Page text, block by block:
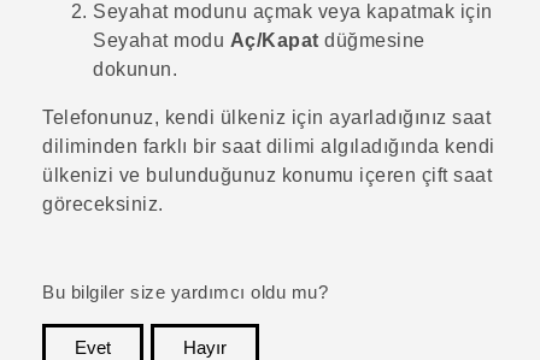
Seyahat modunu açmak veya kapatmak için
Seyahat modu Aç/Kapat düğmesine
dokunun.
Telefonunuz, kendi ülkeniz için ayarladığınız saat
diliminden farklı bir saat dilimi algıladığında kendi
ülkenizi ve bulunduğunuz konumu içeren çift saat
göreceksiniz.
Bu bilgiler size yardımcı oldu mu?
Evet
Hayır